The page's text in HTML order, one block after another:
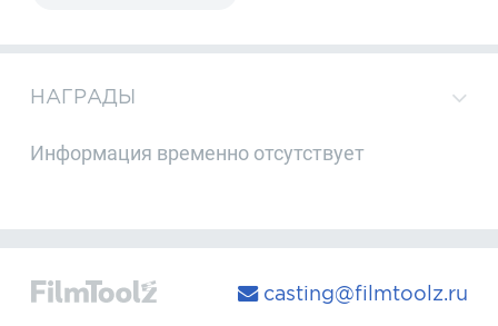
НАГРАДЫ
Информация временно отсутствует
casting@filmtoolz.ru